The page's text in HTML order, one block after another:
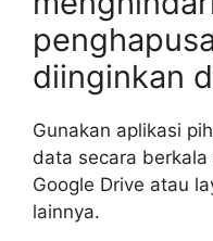
diinginkan
Gunakan aplikasi
data secara
Google Drive atau
lainnya.